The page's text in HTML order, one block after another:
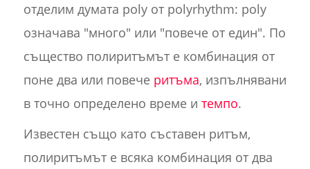
отделим думата poly от polyrhythm: poly
означава "много" или "повече от един". По
същество полиритъмът е комбинация от
поне два или повече ритъма, изпълнявани
в точно определено време и темпо.
Известен също като съставен ритъм,
полиритъмът е всяка комбинация от два